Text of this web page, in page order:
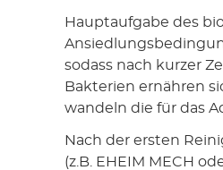
Hauptaufgabe des
sodass nach kurzer
Bakterien ernähren
wandeln die für das
Nach der ersten
(z.B. EHEIM MECH